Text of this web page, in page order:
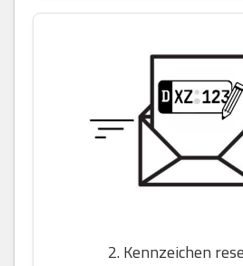
2. Kennzeichen